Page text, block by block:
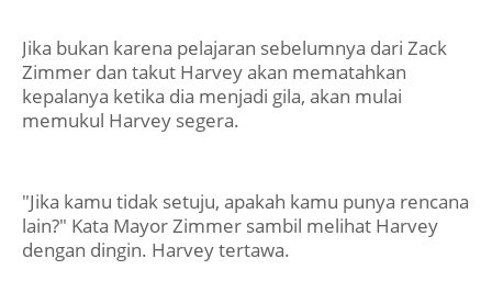
Jika bukan karena pelajaran sebelumnya dari Zack
Zimmer dan takut Harvey akan mematahkan
kepalanya ketika dia menjadi gila, akan mulai
memukul Harvey segera.
"Jika kamu tidak setuju, apakah kamu punya rencana
lain?" Kata Mayor Zimmer sambil melihat Harvey
dengan dingin. Harvey tertawa.